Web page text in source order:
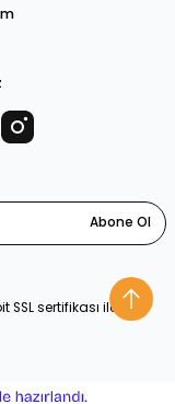
Abone Ol
sertifikası ile